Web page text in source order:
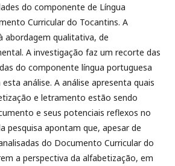
do componente de Língua
Curricular do Tocantins. A
abordagem qualitativa, de
A investigação faz um recorte das
do componente língua portuguesa
análise. A análise apresenta quais
e letramento estão sendo
e seus potenciais reflexos no
pesquisa apontam que, apesar de
do Documento Curricular do
a perspectiva da alfabetização, em